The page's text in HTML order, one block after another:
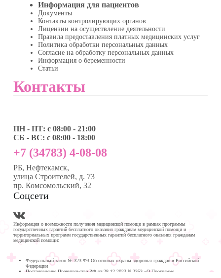
Информация для пациентов
Документы
Контакты контролирующих органов
Лицензии на осуществление деятельности
Правила предоставления платных медицинских услуг
Политика обработки персональных данных
Согласие на обработку персональных данных
Информация о беременности
Статьи
Контакты
ПН - ПТ: с 08:00 - 21:00
СБ - ВС: с 08:00 - 18:00
+7 (34783) 4-08-08
РБ, Нефтекамск,
улица Строителей, д. 73
пр. Комсомольский, 32
Соцсети
Информация о возможности получения медицинской помощи в рамках программы
государственных гарантий бесплатного оказания гражданам медицинской помощи и
территориальных программ государственных гарантий бесплатного оказания гражданам
медицинской помощи:
Федеральный закон № 323-ФЗ Об основах охраны здоровья граждан в Российской
Федерации
Постановление Правительства РФ от 28.12.2023 N 2353 «О Программе